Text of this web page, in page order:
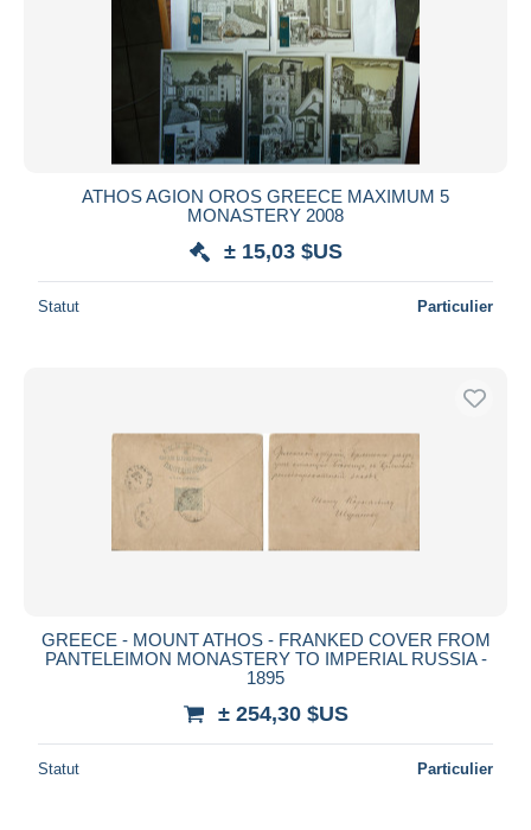
ATHOS AGION OROS GREECE MAXIMUM 5
MONASTERY 2008
± 15,03 $US
Statut Particulier
GREECE - MOUNT ATHOS - FRANKED COVER FROM
PANTELEIMON MONASTERY TO IMPERIAL RUSSIA -
1895
± 254,30 $US
Statut Particulier